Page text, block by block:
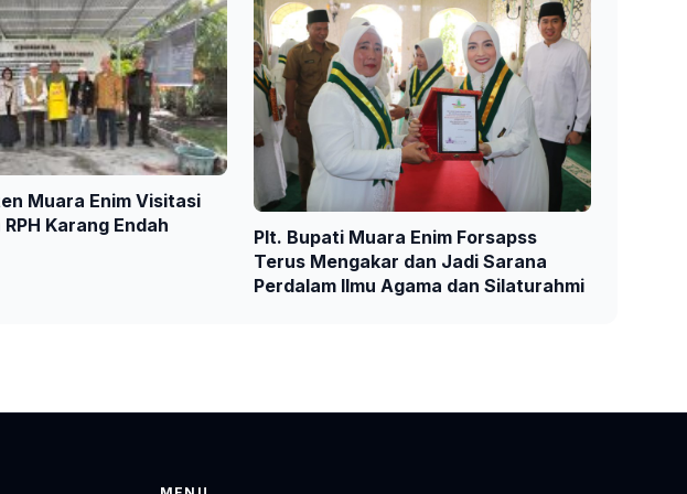
Muara Enim Visitasi
Karang Endah
Plt. Bupati Muara Enim Forsapss
Terus Mengakar dan Jadi Sarana
Perdalam Ilmu Agama dan Silaturahmi